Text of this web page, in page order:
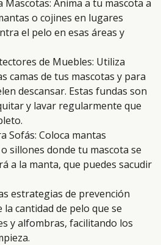
Mascotas: Anima a tu mascota a
o cojines en lugares
el pelo en esas áreas y
de Muebles: Utiliza
camas de tus mascotas y para
descansar. Estas fundas son
y lavar regularmente que
Sofás: Coloca mantas
sillones donde tu mascota se
a la manta, que puedes sacudir
estrategias de prevención
cantidad de pelo que se
y alfombras, facilitando los